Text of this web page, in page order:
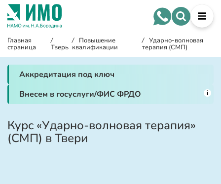
Главная
страница
/
Тверь
/ Повышение
квалификации
/ Ударно-волновая
терапия (СМП)
Аккредитация под ключ
Внесем в госуслуги/ФИС ФРДО
i
Курс «Ударно-волновая терапия»
(СМП) в Твери